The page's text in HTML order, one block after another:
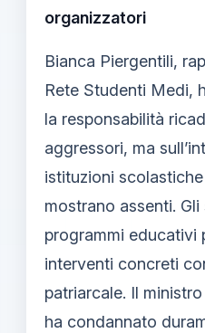
organizzatori
Bianca Piergentili,
Rete Studenti Medi,
la responsabilità
aggressori, ma
istituzioni
mostrano assenti.
programmi educativi
interventi concreti
patriarcale. Il
ha condannato